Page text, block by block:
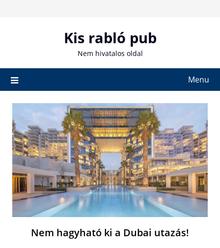
Kis rabló pub
Nem hivatalos oldal
Menu
Nem hagyható ki a Dubai utazás!